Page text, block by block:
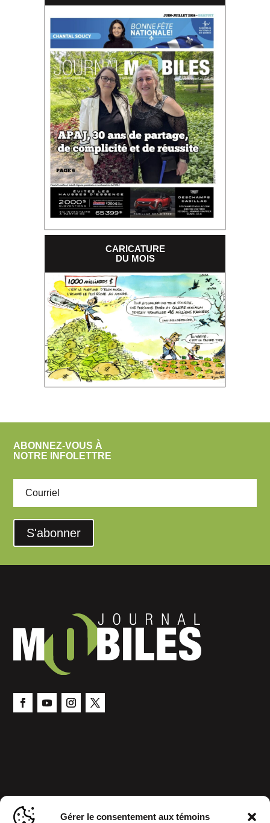
Gérer le consentement aux témoins
CARICATURE
DU MOIS
ABONNEZ-VOUS À
NOTRE INFOLETTRE
S'abonner